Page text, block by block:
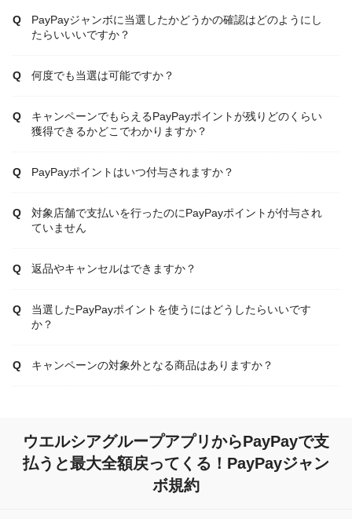
PayPayジャンボに当選したかどうかの確認はどのようにし
たらいいいですか？
何度でも当選は可能ですか？
キャンペーンでもらえるPayPayポイントが残りどのくらい
獲得できるかどこでわかりますか？
PayPayポイントはいつ付与されますか？
対象店舗で支払いを行ったのにPayPayポイントが付与され
ていません
返品やキャンセルはできますか？
当選したPayPayポイントを使うにはどうしたらいいです
か？
キャンペーンの対象外となる商品はありますか？
ウエルシアグループアプリからPayPayで支
払うと最大全額戻ってくる！PayPayジャン
ボ規約